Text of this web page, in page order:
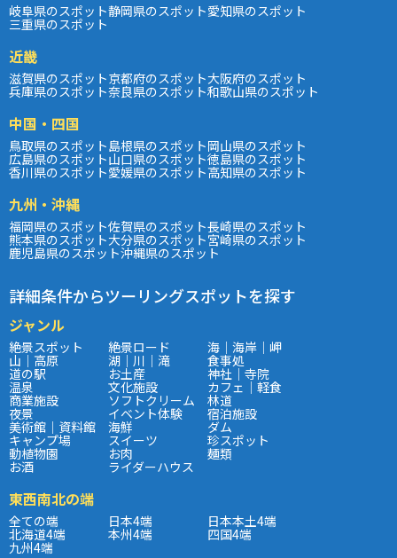
岐阜県のスポット静岡県のスポット愛知県のスポット
三重県のスポット
近畿
滋賀県のスポット京都府のスポット大阪府のスポット
兵庫県のスポット奈良県のスポット和歌山県のスポット
中国・四国
鳥取県のスポット島根県のスポット岡山県のスポット
広島県のスポット山口県のスポット徳島県のスポット
香川県のスポット愛媛県のスポット高知県のスポット
九州・沖縄
福岡県のスポット佐賀県のスポット長崎県のスポット
熊本県のスポット大分県のスポット宮崎県のスポット
鹿児島県のスポット沖縄県のスポット
詳細条件からツーリングスポットを探す
ジャンル
絶景スポット 絶景ロード 海｜海岸｜岬
山｜高原 湖｜川｜滝 食事処
道の駅 お土産 神社｜寺院
温泉 文化施設 カフェ｜軽食
商業施設 ソフトクリーム 林道
夜景 イベント体験 宿泊施設
美術館｜資料館 海鮮 ダム
キャンプ場 スイーツ 珍スポット
動植物園 お肉 麺類
お酒 ライダーハウス
東西南北の端
全ての端 日本4端 日本本土4端
北海道4端 本州4端 四国4端
九州4端